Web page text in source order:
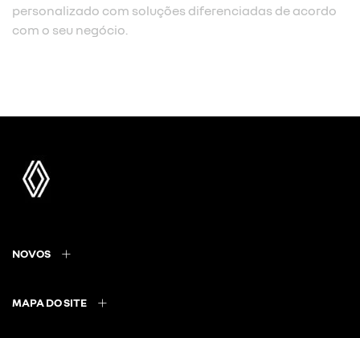
personalizado com soluções diferenciadas de acordo
com o seu negócio.
NOVOS
MAPA DO SITE